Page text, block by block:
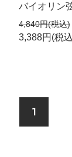
バイオリン
4,840円(税込)
3,388円(税
1